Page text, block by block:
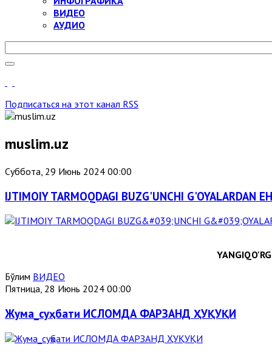
ВИДЕО
АУДИО
Подписаться на этот канал RSS
muslim.uz
Суббота, 29 Июнь 2024 00:00
IJTIMOIY TARMOQDAGI BUZG'UNCHI G'OYALARDAN
Бўлим ВИДЕО
Пятница, 28 Июнь 2024 00:00
Жума_суҳбати ИСЛОМДА ФАРЗАНД ҲУҚУҚИ